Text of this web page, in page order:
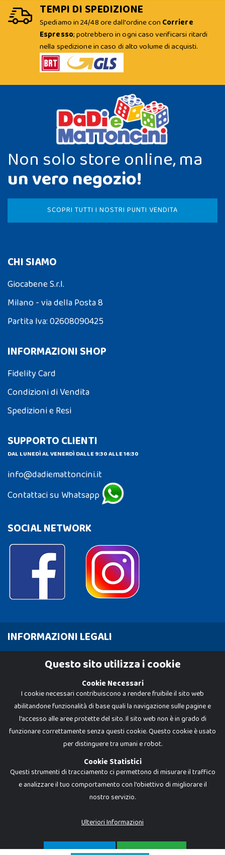
TEMPI DI SPEDIZIONE
Spediamo in 24/48 ore dall'ordine con Corriere
Espresso; potrebbero in ogni caso verificarsi ritardi
nella spedizione in caso di alto volume di acquisti.
Non solo store online, ma
un vero negozio!
SCOPRI TUTTI I NOSTRI PUNTI VENDITA
CHI SIAMO
Giocabene S.r.l.
Milano - via della Posta 8
Partita Iva: 02608090425
INFORMAZIONI SHOP
Fidelity Card
Condizioni di Vendita
Spedizioni e Resi
SUPPORTO CLIENTI
DAL LUNEDÌ AL VENERDÌ DALLE 9:30 ALLE 16:30
info@dadiemattoncini.it
Contattaci su Whatsapp
SOCIAL NETWORK
INFORMAZIONI LEGALI
Cookie Policy
Dadi e Mattoncini è un brand di Giocabene Srl. Ogni riproduzione o utilizzo non
I prezzi e le promozioni pubblicate potrebbero differire da quanto esposto in
P.IVA 02608090425 - REA AN201199 - C.S. 10.000 i.v.
Questo sito utilizza i cookie
Cookie Necessari
I cookie necessari contribuiscono a rendere fruibile il sito web
abilitandone funzionalità di base quali la navigazione sulle pagine e
l'accesso alle aree protette del sito. Il sito web non è in grado di
funzionare correttamente senza questi cookie. Questo cookie è usato
per distinguere tra umani e robot.
Cookie Statistici
Questi strumenti di tracciamento ci permettono di misurare il traffico
e analizzare il tuo comportamento con l'obiettivo di migliorare il
nostro servizio.
Ulteriori Informazioni
SOLO NECESSARI ACCETTA TUTTO